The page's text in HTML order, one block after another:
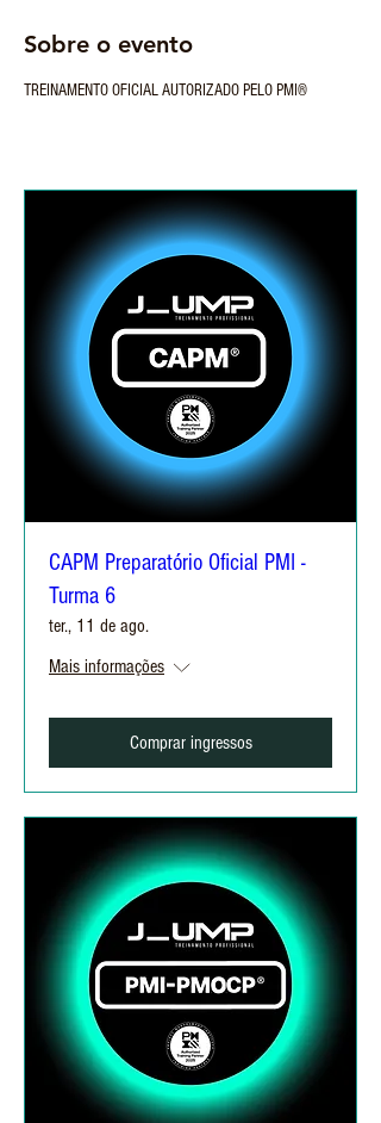
Sobre o evento
TREINAMENTO OFICIAL AUTORIZADO PELO PMI®
CAPM Preparatório Oficial PMI -
Turma 6
ter., 11 de ago.
Mais informações
Comprar ingressos